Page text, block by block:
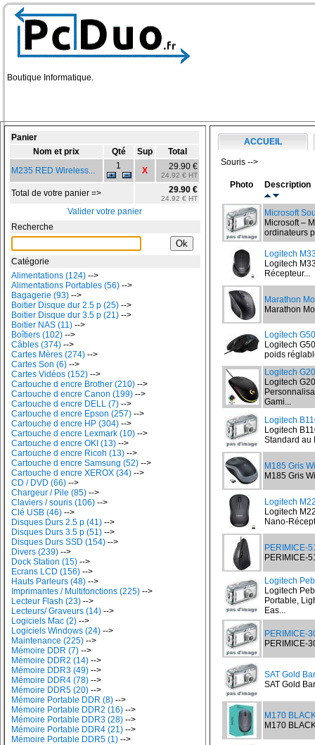
Boutique Informatique.
Panier
Nom et prix
Qté Sup
Total
M235 RED Wireless...
1 X 29.90 €
24.92 € HT
Total de votre panier => 29.90 €
24.92 € HT
Valider votre panier
Recherche
Catégorie
Alimentations (124) -->
Alimentations Portables (56) -->
Bagagerie (93) -->
Boitier Disque dur 2.5 p (25) -->
Boitier Disque dur 3.5 p (21) -->
Boitier NAS (11) -->
Boîtiers (102) -->
Câbles (374) -->
Cartes Mères (274) -->
Cartes Son (6) -->
Cartes Vidéos (152) -->
Cartouche d encre Brother (210) -->
Cartouche d encre Canon (199) -->
Cartouche d encre DELL (7) -->
Cartouche d encre Epson (257) -->
Cartouche d encre HP (304) -->
Cartouche d encre Lexmark (10) -->
Cartouche d encre OKI (13) -->
Cartouche d encre Ricoh (13) -->
Cartouche d encre Samsung (52) -->
Cartouche d encre XEROX (34) -->
CD / DVD (66) -->
Chargeur / Pile (85) -->
Claviers / souris (106) -->
Clé USB (46) -->
Disques Durs 2.5 p (41) -->
Disques Durs 3.5 p (51) -->
Disques Durs SSD (154) -->
Divers (239) -->
Dock Station (15) -->
Ecrans LCD (156) -->
Hauts Parleurs (48) -->
Imprimantes / Multifonctions (225) -->
Lecteur Flash (23) -->
Lecteurs/ Graveurs (14) -->
Logiciels Mac (2) -->
Logiciels Windows (24) -->
Maintenance (225) -->
Mémoire DDR (7) -->
Mémoire DDR2 (14) -->
Mémoire DDR3 (49) -->
Mémoire DDR4 (78) -->
Mémoire DDR5 (20) -->
Mémoire Portable DDR (8) -->
Mémoire Portable DDR2 (16) -->
Mémoire Portable DDR3 (28) -->
Mémoire Portable DDR4 (21) -->
Mémoire Portable DDR5 (1) -->
ACCUEIL
Souris -->
Photo Description
Microsoft
Microsoft –
ordinateurs
Logitech
Logitech
Récepteur...
Marathon
Marathon
Logitech
Logitech
poids
Logitech
Logitech
Gami...
Logitech
Logitech
Standard au
M185 Gris
M185 Gris
Logitech
Logitech
Nano-
PERIMICE-
PERIMICE-
Logitech
Logitech
Portable,
Eas...
PERIMICE-
PERIMICE-
SAT Gold
SAT Gold
M170
M170